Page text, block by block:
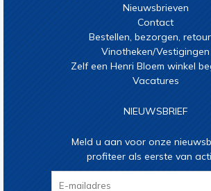
Nieuwsbrieven
Contact
Bestellen, bezorgen,
Vinotheken/Vestigingen
Zelf een Henri Bloem winkel
Vacatures
NIEUWSBRIEF
Meld u aan voor onze
profiteer als eerste van